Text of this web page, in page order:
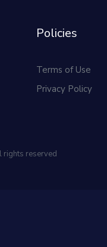
Policies
Terms of Use
Privacy Policy
rights reserved